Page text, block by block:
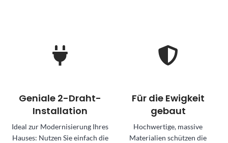
Geniale 2-Draht-
Installation
Ideal zur Modernisierung Ihres
Hauses: Nutzen Sie einfach die
Für die Ewigkeit
gebaut
Hochwertige, massive
Materialien schützen die